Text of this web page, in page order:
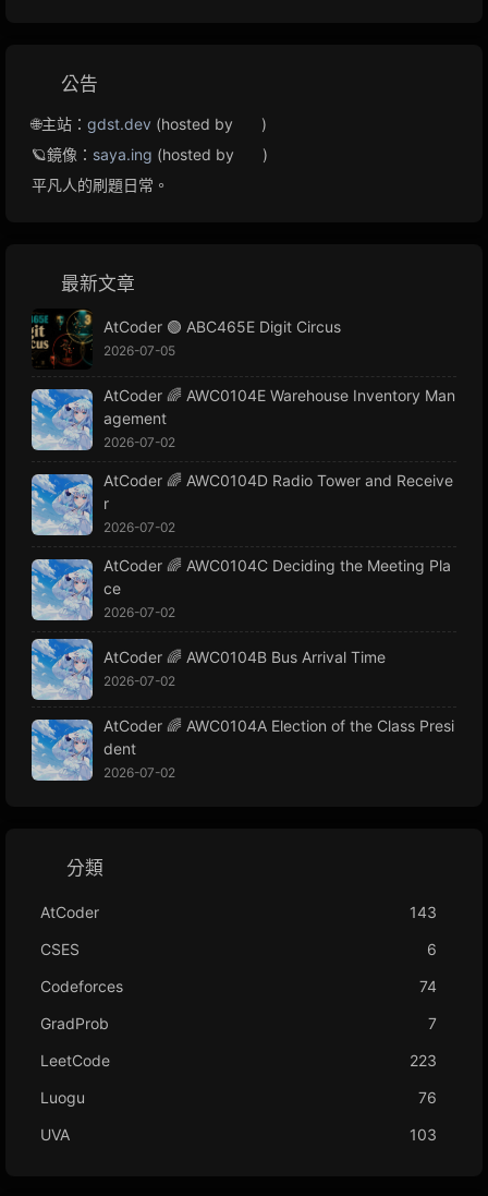
公告
🌐主站： gdst.dev (hosted by
)
🪐鏡像： saya.ing (hosted by
)
平凡人的刷題日常。
最新文章
AtCoder 🟢 ABC465E Digit Circus
2026-07-05
AtCoder 🌈 AWC0104E Warehouse Inventory Man
agement
2026-07-02
AtCoder 🌈 AWC0104D Radio Tower and Receive
r
2026-07-02
AtCoder 🌈 AWC0104C Deciding the Meeting Pla
ce
2026-07-02
AtCoder 🌈 AWC0104B Bus Arrival Time
2026-07-02
AtCoder 🌈 AWC0104A Election of the Class Presi
dent
2026-07-02
分類
AtCoder
143
CSES
6
Codeforces
74
GradProb
7
LeetCode
223
Luogu
76
UVA
103